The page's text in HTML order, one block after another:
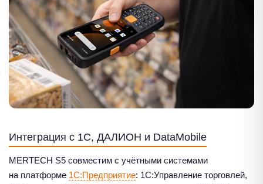
Интеграция с 1С, ДАЛИОН и DataMobile
MERTECH S5 совместим с учётными системами
на платформе 1С:Предприятие: 1С:Управление торговлей,